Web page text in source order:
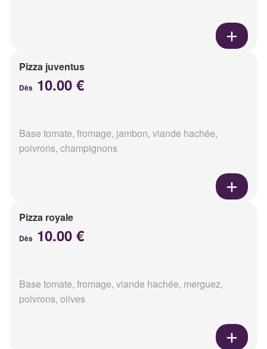
Pizza juventus
Dès 10.00 €
Base tomate, fromage, jambon, viande hachée,
poivrons, champignons
Pizza royale
Dès 10.00 €
Base tomate, fromage, viande hachée, merguez,
poivrons, olives